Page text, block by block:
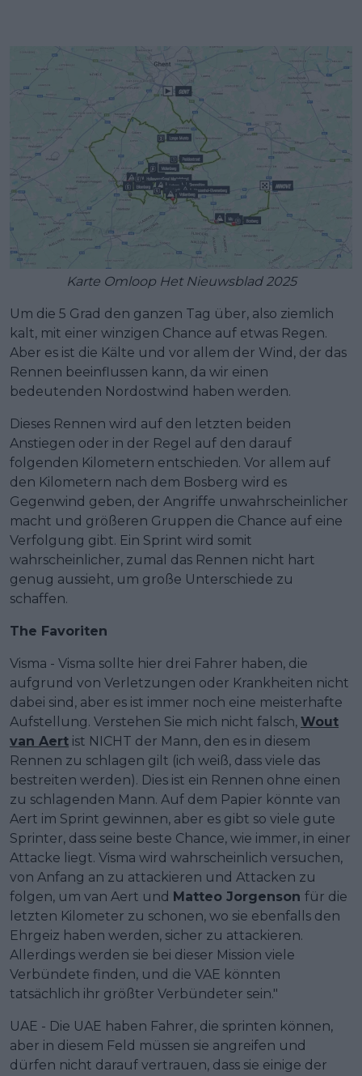
Karte Omloop Het Nieuwsblad 2025
Um die 5 Grad den ganzen Tag über, also ziemlich
kalt, mit einer winzigen Chance auf etwas Regen.
Aber es ist die Kälte und vor allem der Wind, der das
Rennen beeinflussen kann, da wir einen
bedeutenden Nordostwind haben werden.
Dieses Rennen wird auf den letzten beiden
Anstiegen oder in der Regel auf den darauf
folgenden Kilometern entschieden. Vor allem auf
den Kilometern nach dem Bosberg wird es
Gegenwind geben, der Angriffe unwahrscheinlicher
macht und größeren Gruppen die Chance auf eine
Verfolgung gibt. Ein Sprint wird somit
wahrscheinlicher, zumal das Rennen nicht hart
genug aussieht, um große Unterschiede zu
schaffen.
The Favoriten
Visma - Visma sollte hier drei Fahrer haben, die
aufgrund von Verletzungen oder Krankheiten nicht
dabei sind, aber es ist immer noch eine meisterhafte
Aufstellung. Verstehen Sie mich nicht falsch, Wout
van Aert ist NICHT der Mann, den es in diesem
Rennen zu schlagen gilt (ich weiß, dass viele das
bestreiten werden). Dies ist ein Rennen ohne einen
zu schlagenden Mann. Auf dem Papier könnte van
Aert im Sprint gewinnen, aber es gibt so viele gute
Sprinter, dass seine beste Chance, wie immer, in einer
Attacke liegt. Visma wird wahrscheinlich versuchen,
von Anfang an zu attackieren und Attacken zu
folgen, um van Aert und Matteo Jorgenson für die
letzten Kilometer zu schonen, wo sie ebenfalls den
Ehrgeiz haben werden, sicher zu attackieren.
Allerdings werden sie bei dieser Mission viele
Verbündete finden, und die VAE könnten
tatsächlich ihr größter Verbündeter sein."
UAE - Die UAE haben Fahrer, die sprinten können,
aber in diesem Feld müssen sie angreifen und
dürfen nicht darauf vertrauen, dass sie einige der